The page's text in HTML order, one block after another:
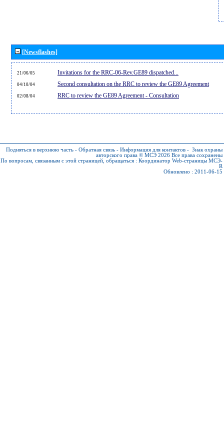
[Newsflashes]
21/06/05 Invitations for the RRC-06-Rev.GE89 dispatched...
04/10/04 Second consultation on the RRC to review the GE89 Agreement
02/08/04 RRC to review the GE89 Agreement - Consultation
Подняться в верхнюю часть - Обратная связь - Информация для контактов - Знак охраны
авторского права © МСЭ 2026 Все права сохранены
По вопросам, связанным с этой страницей, обращаться : Координатор Web-страницы МСЭ-
R
Обновлено : 2011-06-15